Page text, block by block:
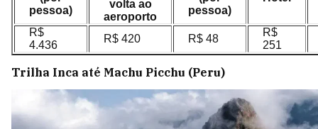
pessoa)
volta ao
aeroporto
pessoa)
R$
4.436
R$ 420 R$ 48
R$
251
Trilha Inca até Machu Picchu (Peru)